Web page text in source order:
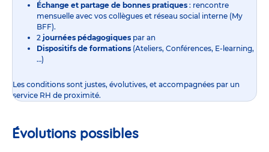
Échange et partage de bonnes pratiques : rencontre
mensuelle avec vos collègues et réseau social interne (My
BFF).
2 journées pédagogiques par an
Dispositifs de formations (Ateliers, Conférences, E-learning,
…)
Les conditions sont justes, évolutives, et accompagnées par un
service RH de proximité.
Évolutions possibles